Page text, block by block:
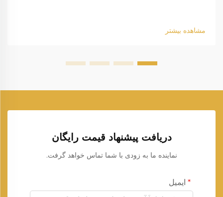
مشاهده بیشتر
دریافت پیشنهاد قیمت رایگان
نماینده ما به زودی با شما تماس خواهد گرفت.
ایمیل